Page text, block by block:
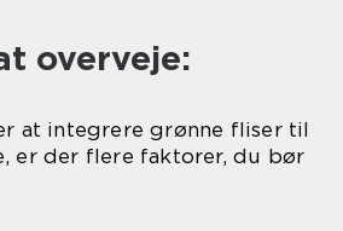
overveje:
at integrere grønne fliser til
er der flere faktorer, du bør